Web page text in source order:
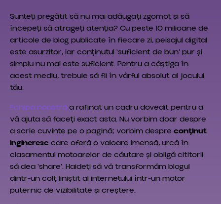
Sunteți pregătit să nu mai adăugați zgomot și să
începeți să atrageți atenția? Cu peste 10 milioane de
articole de blog publicate în fiecare zi, peisajul digital
este asurzitor, iar conținutul ‘suficient de bun’ pur și
simplu nu mai este suficient. Pentru a câștiga în
acest mediu, trebuie să fii în vârful absolut al jocului
tău.
Echipa noastrăa rafinat un cadru dovedit pentru a
vă ajuta să faceți exact asta. Nu vorbim doar despre
a scrie cuvinte pe o pagină; vorbim despre conținut
ingineresc care oferă o valoare imensă, urcă în
clasamentul motoarelor de căutare și obligă cititorii
să dea ‘share’. Haideți să vă transformăm blogul
dintr-un colț liniștit al internetului într-un motor
puternic de vizibilitate și creștere.